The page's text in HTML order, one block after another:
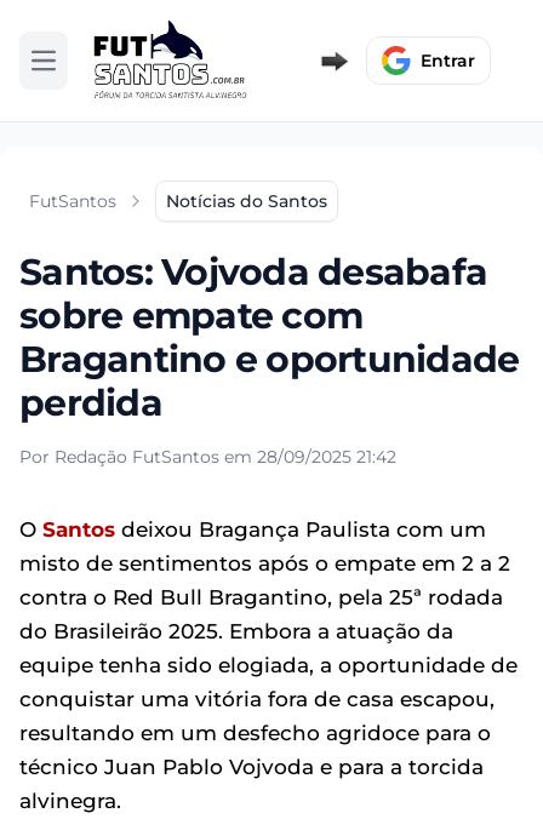
Abrir menu Entrar
FutSantos Notícias do Santos
Santos: Vojvoda desabafa
sobre empate com
Bragantino e oportunidade
perdida
Por Redação FutSantos em 28/09/2025 21:42
O Santos deixou Bragança Paulista com um
misto de sentimentos após o empate em 2 a 2
contra o Red Bull Bragantino, pela 25ª rodada
do Brasileirão 2025. Embora a atuação da
equipe tenha sido elogiada, a oportunidade de
conquistar uma vitória fora de casa escapou,
resultando em um desfecho agridoce para o
técnico Juan Pablo Vojvoda e para a torcida
alvinegra.